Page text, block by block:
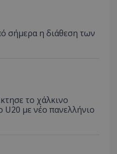
σήμερα η διάθεση των
το χάλκινο
U20 με νέο πανελλήνιο